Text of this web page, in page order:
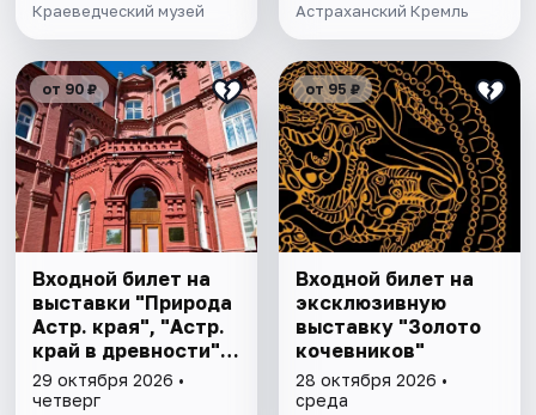
Краеведческий музей Астраханский Кремль
от 90 ₽
Входной билет на
выставки "Природа
Астр. края", "Астр.
край в древности",
"Заселение Астр.
края"
29 октября 2026 •
четверг
от 95 ₽
Входной билет на
эксклюзивную
выставку "Золото
кочевников"
28 октября 2026 •
среда